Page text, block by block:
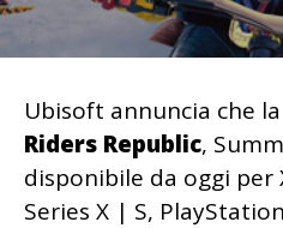
Ubisoft annuncia che
Riders Republic,
disponibile da oggi per
Series X | S,